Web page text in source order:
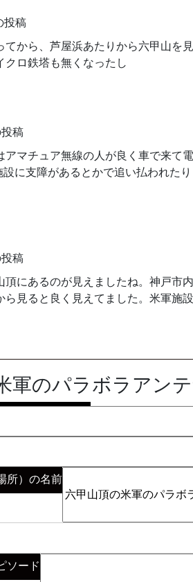
投稿
から、芦屋浜あたりから六甲山を
ロ鉄塔も無くなったし
稿
マチュア無線の人が良く車で来て
に支障があるとかで追い払われた
稿
頂にあるのが見えましたね。神戸市
見ると良く見えてました。米軍施
軍のパラボラアン
所）の名前
ソード